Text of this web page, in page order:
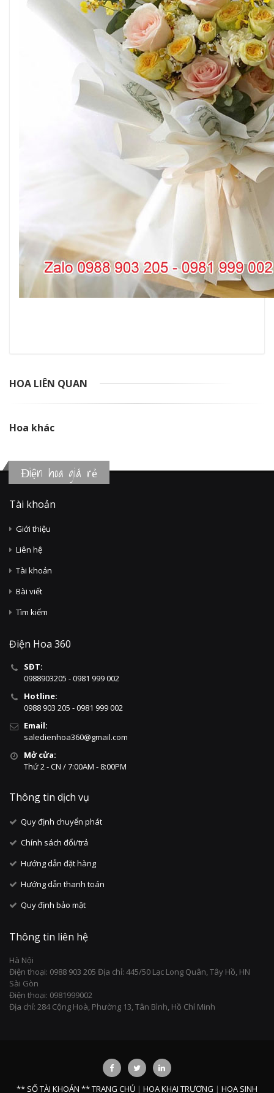
HOA LIÊN QUAN
Hoa khác
Điện hoa giá rẻ
Tài khoản
Giới thiệu
Liên hệ
Tài khoản
Bài viết
Tìm kiếm
Điện Hoa 360
SĐT:
0988903205 - 0981 999 002
Hotline:
0988 903 205 - 0981 999 002
Email:
saledienhoa360@gmail.com
Mở cửa:
Thứ 2 - CN / 7:00AM - 8:00PM
Thông tin dịch vụ
Quy định chuyển phát
Chính sách đổi/trả
Hướng dẫn đặt hàng
Hướng dẫn thanh toán
Quy định bảo mật
Thông tin liên hệ
Hà Nội
Điện thoại: 0988 903 205 Địa chỉ: 445/50 Lạc Long Quân, Tây Hồ, HN
Sài Gòn
Điện thoại: 0981999002
Địa chỉ: 284 Cộng Hoà, Phường 13, Tân Bình, Hồ Chí Minh
** SỐ TÀI KHOẢN **TRANG CHỦ | HOA KHAI TRƯƠNG | HOA SINH